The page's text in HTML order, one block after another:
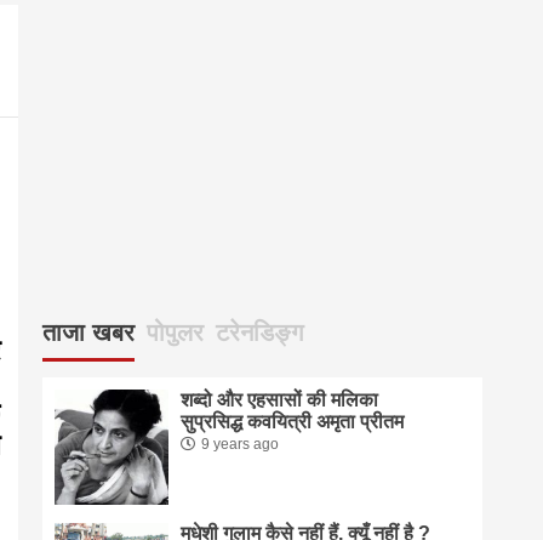
ताजा खबर पोपुलर टरेनडिङ्ग
शब्दो और एहसासों की मलिका
सुप्रसिद्ध कवयित्री अमृता प्रीतम
9 years ago
मधेशी गुलाम कैसे नहीं हैं, क्यूँ नहीं है ?